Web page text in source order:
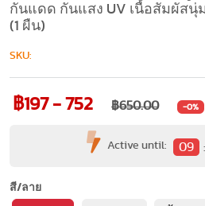
กันแดด กันแสง UV เนื้อสัมผัสนุ่
(1 ผืน)
SKU:
฿197 - 752 ฿650.00 -0%
Active until: 09 :
สี/ลาย